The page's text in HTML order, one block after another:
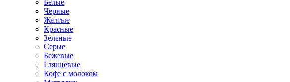
Белые
Черные
Желтые
Красные
Зеленые
Серые
Бежевые
Глянцевые
Кофе с молоком